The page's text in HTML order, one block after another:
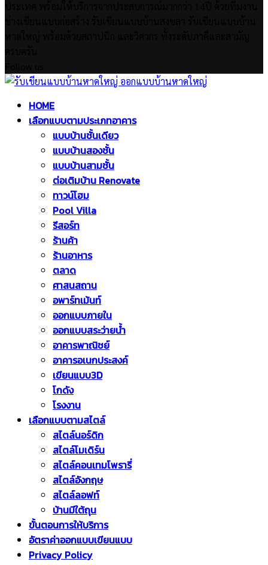
Facebook
Twitter
Instagram
Pinterest
Youtube
HOME
เลือกแบบตามประเภทอาคาร
แบบบ้านชั้นเดียว
แบบบ้านสองชั้น
แบบบ้านสามชั้น
ต่อเติมบ้าน Renovate
ทาวน์โฮม
Pool Villa
รีสอร์ท
ร้านค้า
ร้านอาหาร
ตลาด
ศาสนสถาน
อพาร์ทเม้นท์
ออกแบบภายใน
ออกแบบสระว่ายน้ำ
อาคารพาณิชย์
อาคารอเนกประสงค์
เขียนแบบ3D
โกดัง
โรงงาน
เลือกแบบตามสไตล์
สไตล์นอร์ดิก
สไตล์โมเดิร์น
สไตล์คอนเทมโพรารี่
สไตล์อังกฤษ
สไตล์ลอฟท์
บ้านมีใต้ถุน
ขั้นตอนการให้บริการ
อัตราค่าออกแบบเขียนแบบ
Privacy Policy